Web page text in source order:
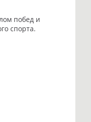
побед и
спорта.